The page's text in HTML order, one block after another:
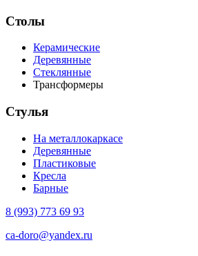
Столы
Керамические
Деревянные
Стеклянные
Трансформеры
Стулья
На металлокаркасе
Деревянные
Пластиковые
Кресла
Барные
8 (993) 773 69 93
ca-doro@yandex.ru